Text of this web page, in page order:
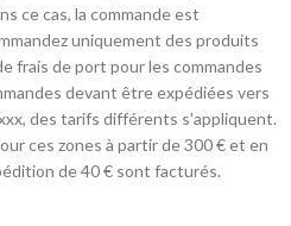
ce cas, la commande est
uniquement des produits
frais de port pour les commandes
devant être expédiées vers
des tarifs différents s'appliquent.
ces zones à partir de 300 € et en
de 40 € sont facturés.